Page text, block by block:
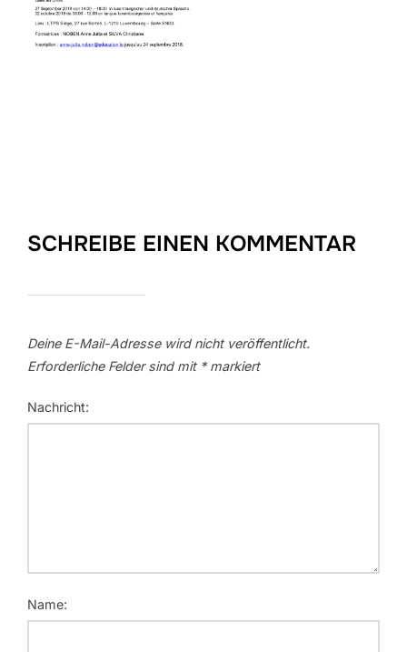
SCHREIBE EINEN KOMMENTAR
Deine E-Mail-Adresse wird nicht veröffentlicht.
Erforderliche Felder sind mit *markiert
Nachricht:
Name: